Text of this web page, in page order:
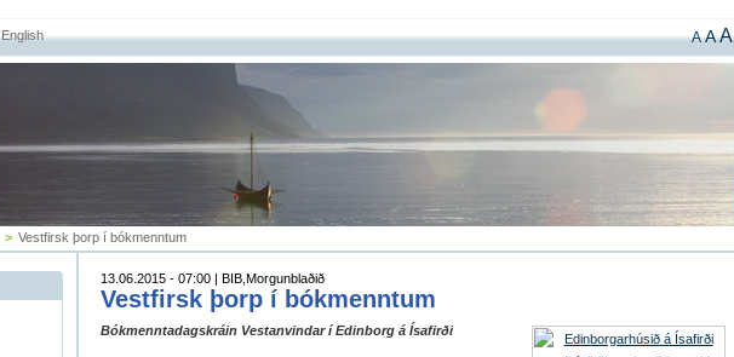
English A AA
> Vestfirsk þorp í bókmenntum
13.06.2015 - 07:00 | BIB,Morgunblaðið
Vestfirsk þorp í bókmenntum
Bókmenntadagskráin Vestanvindar í Edinborg á Ísafirði